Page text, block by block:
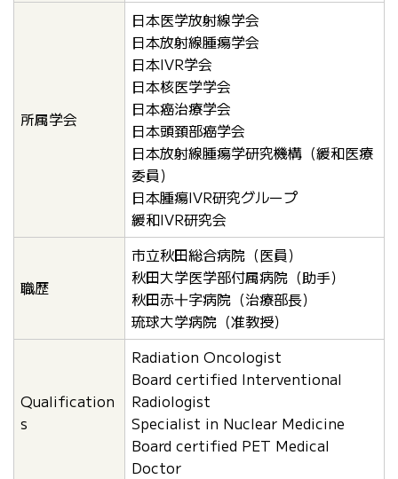
所属学会
日本医学放射線学会
日本放射線腫瘍学会
日本IVR学会
日本核医学学会
日本癌治療学会
日本頭頚部癌学会
日本放射線腫瘍学研究機構（緩和医療
委員）
日本腫瘍IVR研究グループ
緩和IVR研究会
職歴
市立秋田総合病院（医員）
秋田大学医学部付属病院（助手）
秋田赤十字病院（治療部長）
琉球大学病院（准教授）
Qualification
s
Radiation Oncologist
Board certified Interventional
Radiologist
Specialist in Nuclear Medicine
Board certified PET Medical
Doctor